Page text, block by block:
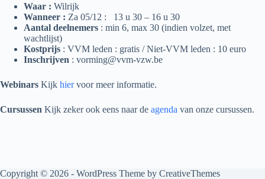
Waar : Wilrijk
Wanneer : Za 05/12 : 13 u 30 – 16 u 30
Aantal deelnemers : min 6, max 30 (indien volzet, met
wachtlijst)
Kostprijs : VVM leden : gratis / Niet-VVM leden : 10 euro
Inschrijven : vorming@vvm-vzw.be
Webinars Kijk hiervoor meer informatie.
Cursussen Kijk zeker ook eens naar de agenda van onze cursussen.
Copyright © 2026 - WordPress Theme by CreativeThemes